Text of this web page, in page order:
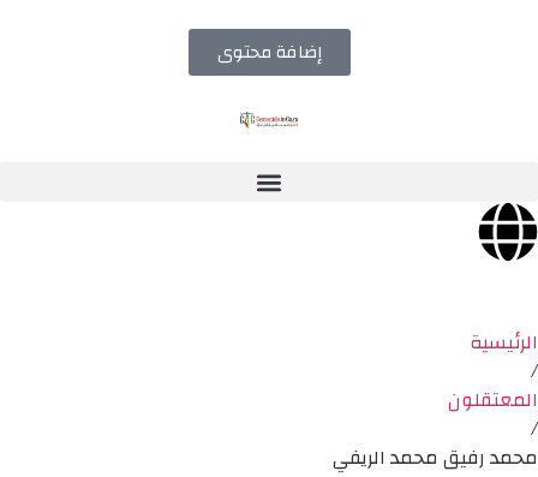
إضافة محتوى
الرئيسية
/
المعتقلون
/
محمد رفيق محمد الريفي